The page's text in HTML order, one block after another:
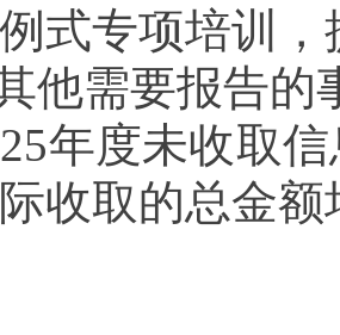
式专项培训
他需要报告的
度未收取信
收取的总金额